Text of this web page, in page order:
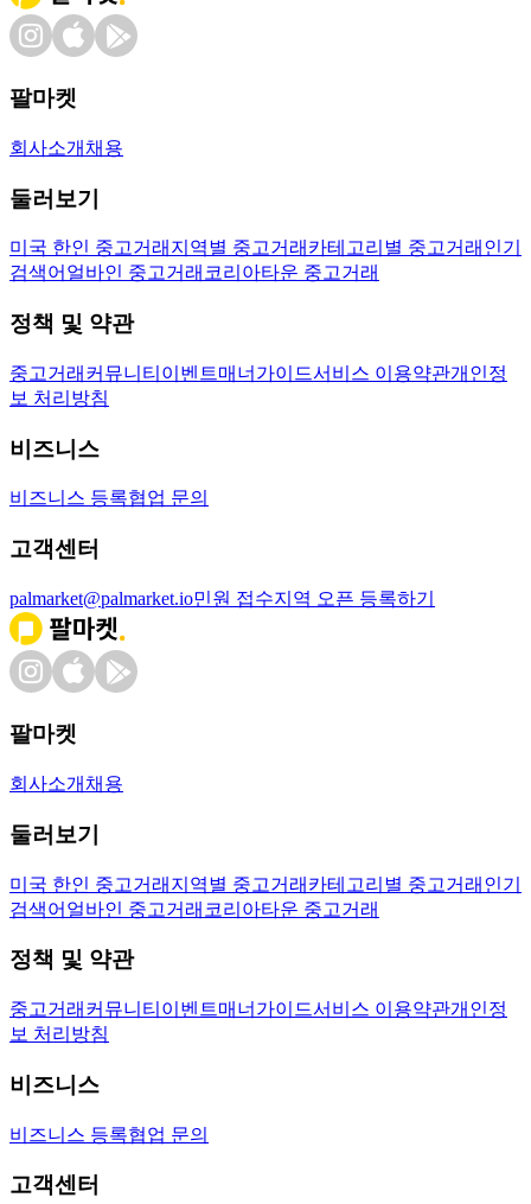
팔마켓
회사소개 채용
둘러보기
미국 한인 중고거래 지역별 중고거래 카테고리별 중고거래 인기
검색어 얼바인 중고거래 코리아타운 중고거래
정책 및 약관
중고거래 커뮤니티 이벤트매너가이드서비스 이용약관개인정
보 처리방침
비즈니스
비즈니스 등록협업 문의
고객센터
palmarket@palmarket.io민원 접수지역 오픈 등록하기
팔마켓
회사소개 채용
둘러보기
미국 한인 중고거래 지역별 중고거래 카테고리별 중고거래 인기
검색어 얼바인 중고거래 코리아타운 중고거래
정책 및 약관
중고거래 커뮤니티 이벤트매너가이드서비스 이용약관개인정
보 처리방침
비즈니스
비즈니스 등록협업 문의
고객센터